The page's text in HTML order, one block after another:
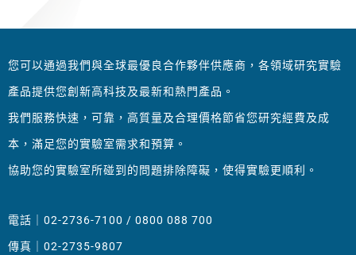
您可以通過我們與全球最優良合作夥伴供應商，各領域研究實驗
產品提供您創新高科技及最新和熱門產品。
我們服務快速，可靠，高質量及合理價格節省您研究經費及成
本，滿足您的實驗室需求和預算。
協助您的實驗室所碰到的問題排除障礙，使得實驗更順利。
電話｜02-2736-7100 / 0800 088 700
傳真｜02-2735-9807